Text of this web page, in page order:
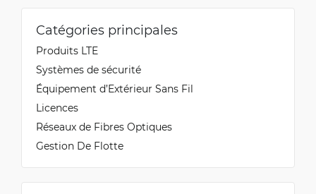
Catégories principales
Produits LTE
Systèmes de sécurité
Équipement d’Extérieur Sans Fil
Licences
Réseaux de Fibres Optiques
Gestion De Flotte